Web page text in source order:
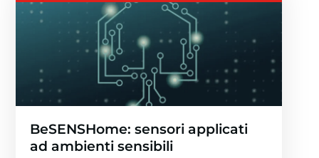
BeSENSHome: sensori applicati
ad ambienti sensibili